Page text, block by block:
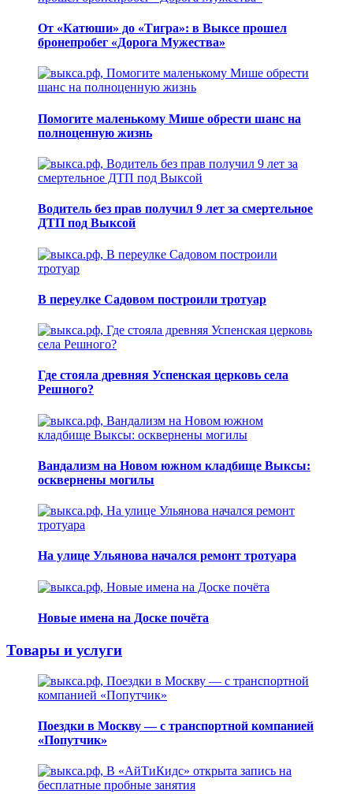
От «Катюши» до «Тигра»: в Выксе прошел
бронепробег «Дорога Мужества»
Помогите маленькому Мише обрести шанс на
полноценную жизнь
Водитель без прав получил 9 лет за смертельное
ДТП под Выксой
В переулке Садовом построили тротуар
Где стояла древняя Успенская церковь села
Решного?
Вандализм на Новом южном кладбище Выксы:
осквернены могилы
На улице Ульянова начался ремонт тротуара
Новые имена на Доске почёта
Товары и услуги
Поездки в Москву — с транспортной компанией
«Попутчик»